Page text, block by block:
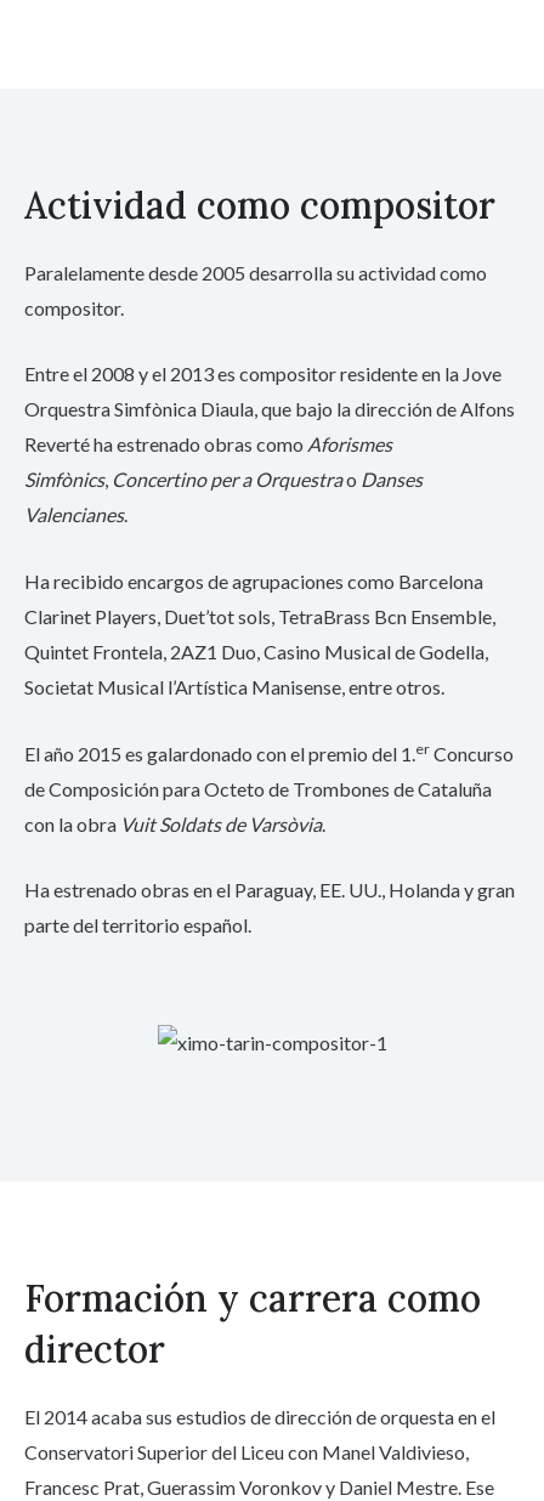
Actividad como compositor
Paralelamente desde 2005 desarrolla su actividad como
compositor.
Entre el 2008 y el 2013 es compositor residente en la Jove
Orquestra Simfònica Diaula, que bajo la dirección de Alfons
Reverté ha estrenado obras como Aforismes
Simfònics, Concertino per a Orquestrao Danses
Valencianes.
Ha recibido encargos de agrupaciones como Barcelona
Clarinet Players, Duet’tot sols, TetraBrass Bcn Ensemble,
Quintet Frontela, 2AZ1 Duo, Casino Musical de Godella,
Societat Musical l’Artística Manisense, entre otros.
El año 2015 es galardonado con el premio del 1. er Concurso
de Composición para Octeto de Trombones de Cataluña
con la obra Vuit Soldats de Varsòvia.
Ha estrenado obras en el Paraguay, EE. UU., Holanda y gran
parte del territorio español.
Formación y carrera como
director
El 2014 acaba sus estudios de dirección de orquesta en el
Conservatori Superior del Liceu con Manel Valdivieso,
Francesc Prat, Guerassim Voronkov y Daniel Mestre. Ese